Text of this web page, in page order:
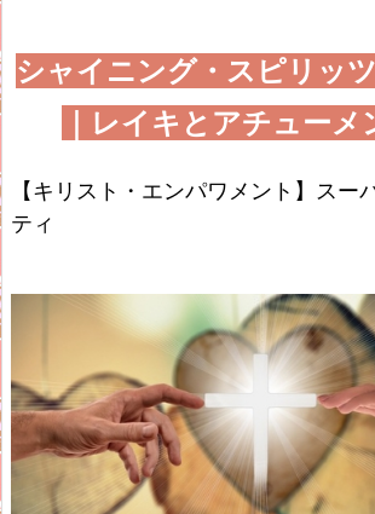
シャイニング・スピリッ
｜レイキとアチューメ
【キリスト・エンパワメント】スー
ティ